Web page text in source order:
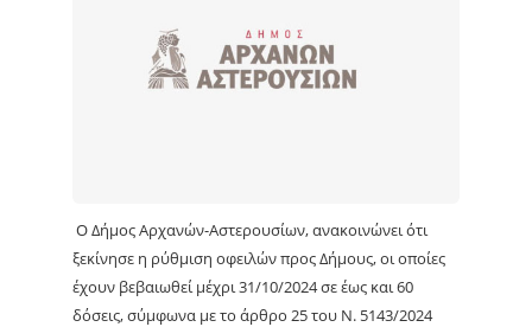
Ο Δήμος Αρχανών-Αστερουσίων, ανακοινώνει ότι
ξεκίνησε η ρύθμιση οφειλών προς Δήμους, οι οποίες
έχουν βεβαιωθεί μέχρι 31/10/2024 σε έως και 60
δόσεις, σύμφωνα με το άρθρο 25 του Ν. 5143/2024